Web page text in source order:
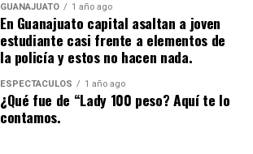
GUANAJUATO 1 año ago
En Guanajuato capital asaltan a joven
estudiante casi frente a elementos de
la policía y estos no hacen nada.
ESPECTÁCULOS 1 año ago
¿Qué fue de “Lady 100 peso? Aquí te lo
contamos.